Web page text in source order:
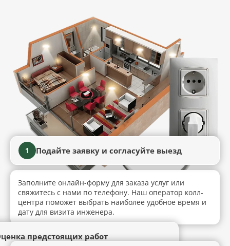
1 Подайте заявку и согласуйте выезд
Заполните онлайн-форму для заказа услуг или
свяжитесь с нами по телефону. Наш оператор колл-
центра поможет выбрать наиболее удобное время и
дату для визита инженера.
предстоящих работ